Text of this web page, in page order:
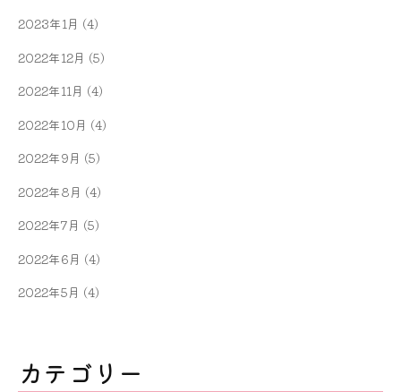
2023年1月 (4)
2022年12月 (5)
2022年11月 (4)
2022年10月 (4)
2022年9月 (5)
2022年8月 (4)
2022年7月 (5)
2022年6月 (4)
2022年5月 (4)
カテゴリー